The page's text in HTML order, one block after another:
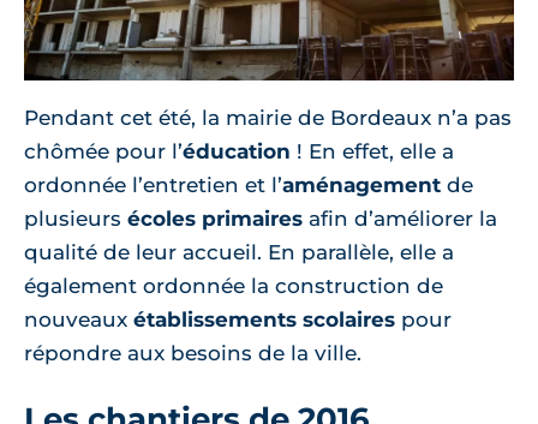
Pendant cet été, la mairie de Bordeaux n’a pas
chômée pour l’éducation ! En effet, elle a
ordonnée l’entretien et l’aménagement de
plusieurs écoles primaires afin d’améliorer la
qualité de leur accueil. En parallèle, elle a
également ordonnée la construction de
nouveaux établissements scolaires pour
répondre aux besoins de la ville.